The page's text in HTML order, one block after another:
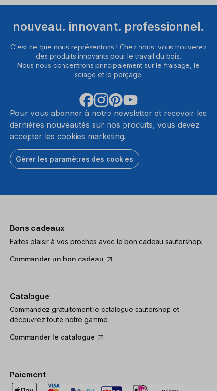
nouveau. innovant. professionnel.
C'est ce que nous représentons ! Chez nous, vous trouverez
des produits innovants pour le travail du bois.
Nous nous concentrons principalement sur le fraisage, le
sciage et le perçage.
Pour vous abonner à notre newsletter et recevoir les
dernières nouveautés sur nos produits, vous devez
accepter les cookies marketing.
Gérer les paramètres des cookies
Bons cadeaux
Faites plaisir à vos proches avec le bon cadeau sautershop.
Commander un bon cadeau
Catalogue
Commandez gratuitement le catalogue sautershop et
découvrez toute notre gamme.
Commander le catalogue
Paiement